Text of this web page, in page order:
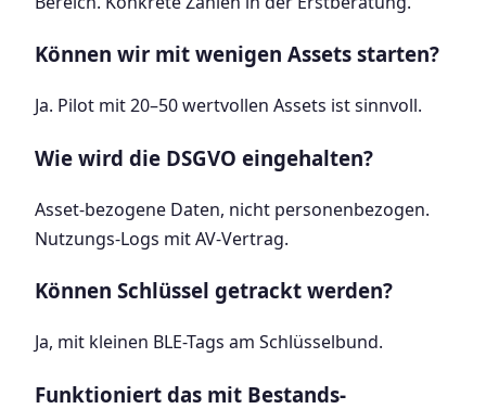
Können wir mit wenigen Assets starten?
Ja. Pilot mit 20–50 wertvollen Assets ist sinnvoll.
Wie wird die DSGVO eingehalten?
Asset-bezogene Daten, nicht personenbezogen.
Nutzungs-Logs mit AV-Vertrag.
Können Schlüssel getrackt werden?
Ja, mit kleinen BLE-Tags am Schlüsselbund.
Funktioniert das mit Bestands-